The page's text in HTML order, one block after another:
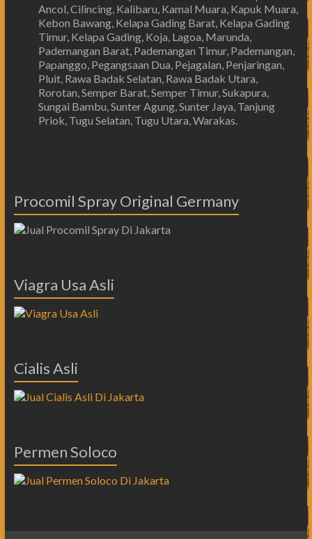
Ancol, Cilincing, Kalibaru, Kamal Muara, Kapuk Muara,
Kebon Bawang, Kelapa Gading Barat, Kelapa Gading
Timur, Kelapa Gading, Koja, Lagoa, Marunda,
Pademangan Barat, Pademangan Timur, Pademangan,
Papanggo, Pegangsaan Dua, Pejagalan, Penjaringan,
Pluit, Rawa Badak Selatan, Rawa Badak Utara,
Rorotan, Semper Barat, Semper Timur, Sukapura,
Sungai Bambu, Sunter Agung, Sunter Jaya, Tanjung
Priok, Tugu Selatan, Tugu Utara, Warakas.
Procomil Spray Original Germany
Viagra Usa Asli
Cialis Asli
Permen Soloco